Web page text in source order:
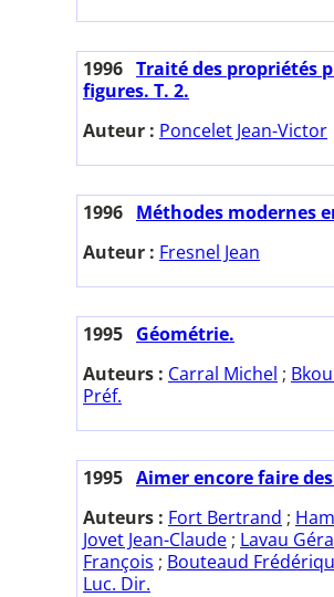
1996 Traité des propriétés
figures. T. 2.
Auteur : Poncelet Jean-Victor
1996 Méthodes modernes
Auteur : Fresnel Jean
1995 Géométrie.
Auteurs : Carral Michel ;
Préf.
1995 Aimer encore faire
Auteurs : Fort Bertrand ;
Jovet Jean-Claude ; Lavau
François ; Bouteaud
Luc. Dir.